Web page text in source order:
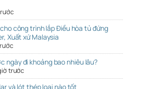
công trình lắp Điều hòa tủ đứng
Xuất xứ Malaysia
ngày đi khoảng bao nhiêu lâu?
trước
và lót thép loại nào tốt